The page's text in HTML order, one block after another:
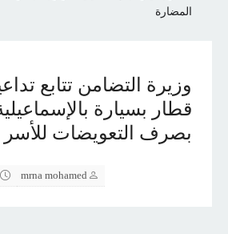
المضارة
وزيرة التضامن تتابع
قطار بسيارة
بصرف التعويضات للأسر
mrna mohamed